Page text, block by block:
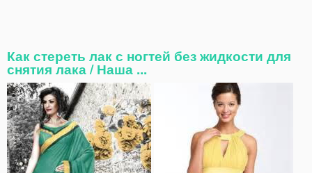
Как стереть лак с ногтей без жидкости для
снятия лака / Наша ...